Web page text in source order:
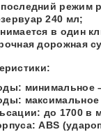
режим
240 мл;
в один
дорожная
минимальное
максимальное
до 1700 в
ABS